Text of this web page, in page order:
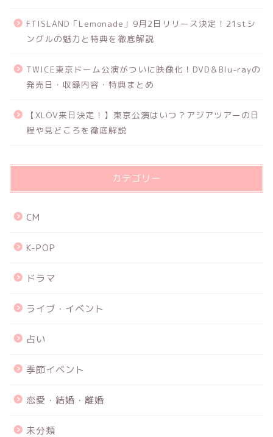
FTISLAND「Lemonade」9月2日リリース決定！21stシ
ングルの魅力と特典を徹底解説
TWICE東京ドーム公演がついに映像化！DVD＆Blu-rayの
発売日・収録内容・特典まとめ
【XLOV来日決定！】東京公演はいつ？アジアツアーの日
程や見どころを徹底解説
カテゴリー
CM
K-POP
ドラマ
ライブ・イベント
占い
季節イベント
恋愛・結婚・離婚
未分類